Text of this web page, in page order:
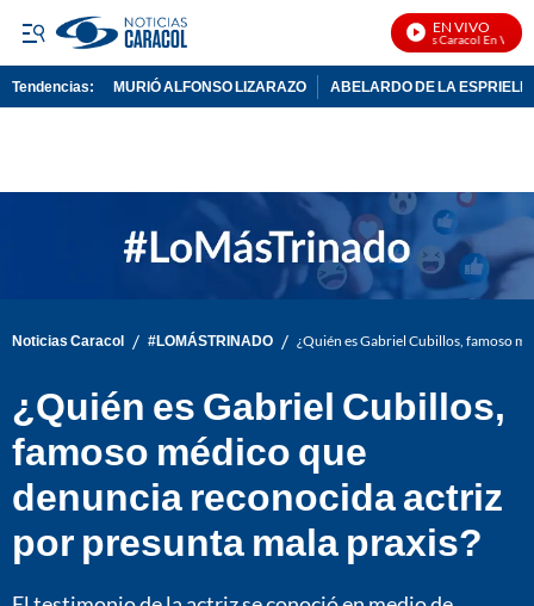
EN VIVO
Noticias Caracol En Vivo
Tendencias: MURIÓ ALFONSO LIZARAZO ABELARDO DE LA
Noticias Caracol / #LOMÁSTRINADO / ¿Quién es Gabriel Cubillos, famoso
¿Quién es Gabriel Cubillos,
famoso médico que
denuncia reconocida actriz
por presunta mala praxis?